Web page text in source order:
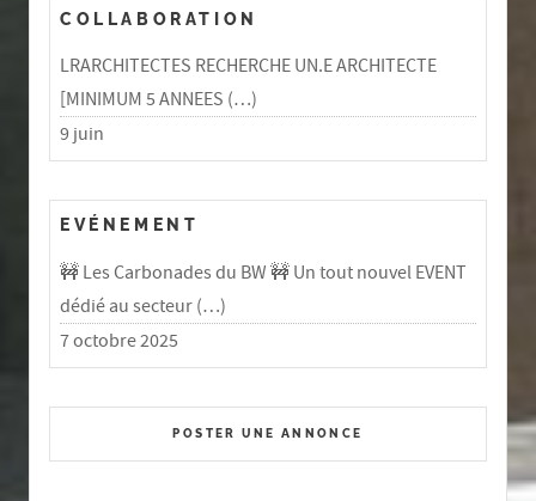
COLLABORATION
LRARCHITECTES RECHERCHE UN.E ARCHITECTE
[MINIMUM 5 ANNEES (…)
9 juin
EVÉNEMENT
🚧 Les Carbonades du BW 🚧 Un tout nouvel EVENT
dédié au secteur (…)
7 octobre 2025
POSTER UNE ANNONCE